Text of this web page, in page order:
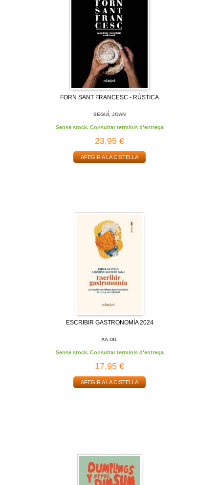
FORN SANT FRANCESC - RÚSTICA
SEGUÍ, JOAN
Sense stock. Consultar terminis d'entrega
23,95 €
AFEGIR A LA CISTELLA
ESCRIBIR GASTRONOMÍA 2024
AA.DD.
Sense stock. Consultar terminis d'entrega
17,95 €
AFEGIR A LA CISTELLA